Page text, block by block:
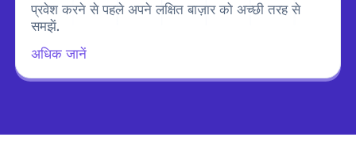
प्रवेश करने से पहले अपने लक्षित बाज़ार को अच्छी तरह से
समझें.
अधिक जानें